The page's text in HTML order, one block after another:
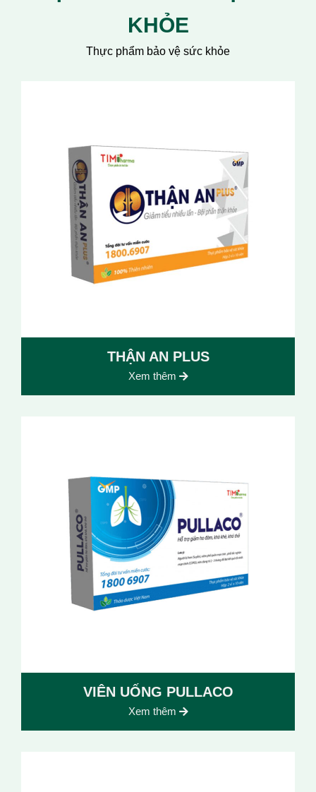
KHỎE
Thực phẩm bảo vệ sức khỏe
THẬN AN PLUS
Xem thêm
VIÊN UỐNG PULLACO
Xem thêm